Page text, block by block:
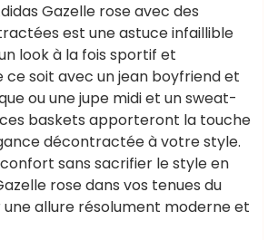
Gazelle rose avec des
est une astuce infaillible
look à la fois sportif et
ce soit avec un jean boyfriend et
ou une jupe midi et un sweat-
baskets apporteront la touche
décontractée à votre style.
sans sacrifier le style en
rose dans vos tenues du
allure résolument moderne et